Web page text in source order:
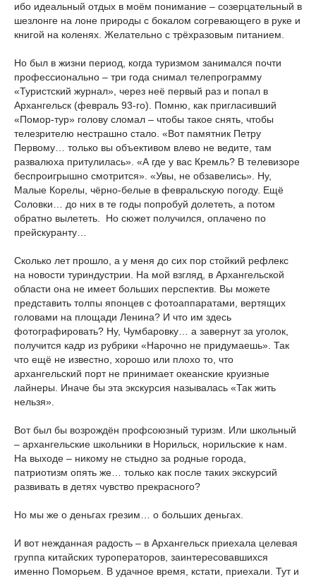
ибо идеальный отдых в моём понимание – созерцательный в
шезлонге на лоне природы с бокалом согревающего в руке и
книгой на коленях. Желательно с трёхразовым питанием.
Но был в жизни период, когда туризмом занимался почти
профессионально – три года снимал телепрограмму
«Туристский журнал», через неё первый раз и попал в
Архангельск (февраль 93-го). Помню, как пригласивший
«Помор-тур» голову сломал – чтобы такое снять, чтобы
телезрителю нестрашно стало. «Вот памятник Петру
Первому… только вы объективом влево не ведите, там
развалюха притулилась». «А где у вас Кремль? В телевизоре
беспроигрышно смотрится». «Увы, не обзавелись». Ну,
Малые Корелы, чёрно-белые в февральскую погоду. Ещё
Соловки… до них в те годы попробуй долететь, а потом
обратно вылететь. Но сюжет получился, оплачено по
прейскуранту…
Сколько лет прошло, а у меня до сих пор стойкий рефлекс
на новости туриндустрии. На мой взгляд, в Архангельской
области она не имеет больших перспектив. Вы можете
представить толпы японцев с фотоаппаратами, вертящих
головами на площади Ленина? И что им здесь
фотографировать? Ну, Чумбаровку… а завернут за уголок,
получится кадр из рубрики «Нарочно не придумаешь». Так
что ещё не известно, хорошо или плохо то, что
архангельский порт не принимает океанские круизные
лайнеры. Иначе бы эта экскурсия называлась «Так жить
нельзя».
Вот был бы возрождён профсоюзный туризм. Или школьный
– архангельские школьники в Норильск, норильские к нам.
На выходе – никому не стыдно за родные города,
патриотизм опять же… только как после таких экскурсий
развивать в детях чувство прекрасного?
Но мы же о деньгах грезим… о больших деньгах.
И вот нежданная радость – в Архангельск приехала целевая
группа китайских туроператоров, заинтересовавшихся
именно Поморьем. В удачное время, кстати, приехали. Тут и